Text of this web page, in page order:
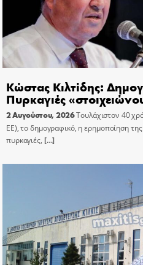
Κώστας Κιλτίδης:
Πυρκαγιές
2 Αυγούστου, 2026Τουλάχιστον 40
ΕΕ), το δημογραφικό, η ερημοποίηση
πυρκαγιές, […]